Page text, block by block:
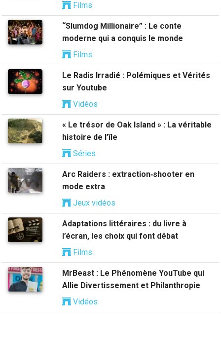
Films
“Slumdog Millionaire” : Le conte
moderne qui a conquis le monde
Films
Le Radis Irradié : Polémiques et Vérités
sur Youtube
Vidéos
« Le trésor de Oak Island » : La véritable
histoire de l’île
Séries
Arc Raiders : extraction‑shooter en
mode extra
Jeux vidéos
Adaptations littéraires : du livre à
l’écran, les choix qui font débat
Films
MrBeast : Le Phénomène YouTube qui
Allie Divertissement et Philanthropie
Vidéos